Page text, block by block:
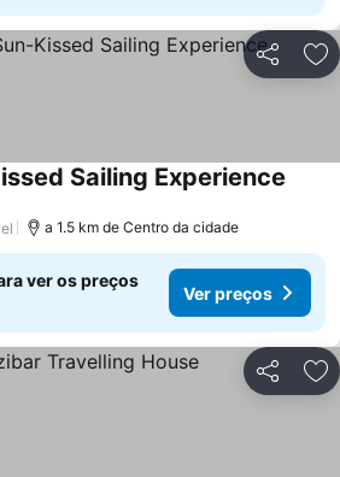
Partilhar
Sailing Experience
a 1.5 km de Centro da cidade
ver os preços
Ver preços
Partilhar